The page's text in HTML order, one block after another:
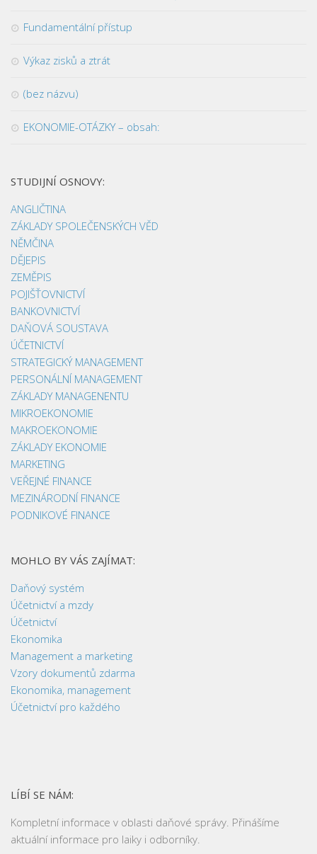
Fundamentální přístup
Výkaz zisků a ztrát
(bez názvu)
EKONOMIE-OTÁZKY – obsah:
STUDIJNÍ OSNOVY:
ANGLIČTINA
ZÁKLADY SPOLEČENSKÝCH VĚD
NĚMČINA
DĚJEPIS
ZEMĚPIS
POJIŠŤOVNICTVÍ
BANKOVNICTVÍ
DAŇOVÁ SOUSTAVA
ÚČETNICTVÍ
STRATEGICKÝ MANAGEMENT
PERSONÁLNÍ MANAGEMENT
ZÁKLADY MANAGENENTU
MIKROEKONOMIE
MAKROEKONOMIE
ZÁKLADY EKONOMIE
MARKETING
VEŘEJNÉ FINANCE
MEZINÁRODNÍ FINANCE
PODNIKOVÉ FINANCE
MOHLO BY VÁS ZAJÍMAT:
Daňový systém
Účetnictví a mzdy
Účetnictví
Ekonomika
Management a marketing
Vzory dokumentů zdarma
Ekonomika, management
Účetnictví pro každého
LÍBÍ SE NÁM:
Kompletní informace v oblasti daňové správy. Přinášíme
aktuální informace pro laiky i odborníky.